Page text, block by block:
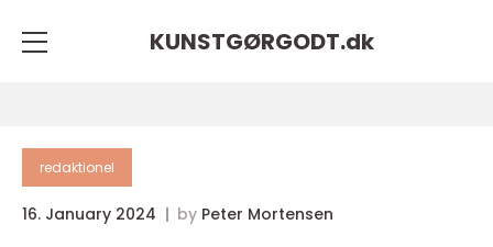
KUNSTGØRGODT.dk
redaktionel
16. January 2024 by Peter Mortensen